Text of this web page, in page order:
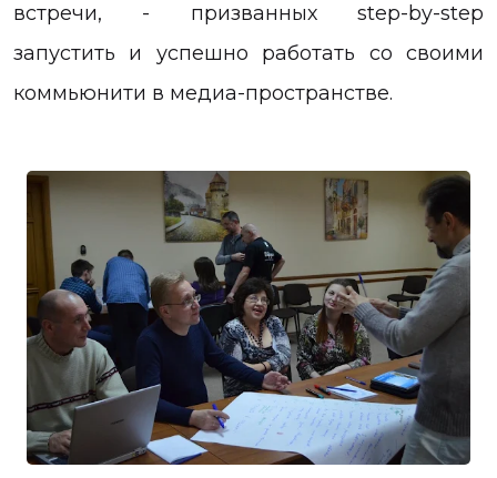
встречи, - призванных step-by-step
запустить и успешно работать со своими
коммьюнити в медиа-пространстве.